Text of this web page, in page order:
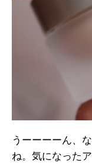
うーーーーん、
ね。気になった